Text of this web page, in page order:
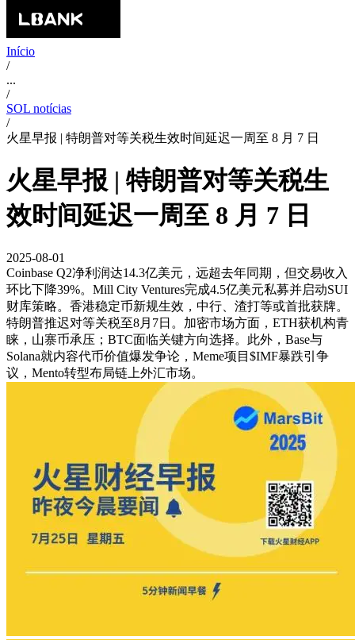
Início
/
...
/
SOL notícias
/
火星早报 | 特朗普对等关税生效时间延迟一周至 8 月 7 日
火星早报 | 特朗普对等关税生
效时间延迟一周至 8 月 7 日
2025-08-01
Coinbase Q2净利润达14.3亿美元，远超去年同期，但交易收入
环比下降39%。Mill City Ventures完成4.5亿美元私募并启动SUI
财库策略。香港稳定币新规生效，中行、渣打等或首批获牌。
特朗普推迟对等关税至8月7日。加密市场方面，ETH获机构青
睐，山寨币承压；BTC面临关键方向选择。此外，Base与
Solana就内容代币价值爆发争论，Meme项目$IMF暴跌引争
议，Mento转型布局链上外汇市场。